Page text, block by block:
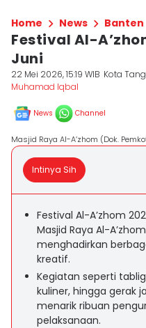
Home News Banten
Festival Al-
Juni
22 Mei 2026, 15:19 WIB Kota
Muhamad Iqbal
News Channel
Masjid Raya Al-A’zhom (Dok.
Intinya Sih
Festival Al-A’zhom
Masjid Raya Al-
menghadirkan
kreatif.
Kegiatan seperti
kuliner, hingga gerak
menarik ribuan
pelaksanaan.